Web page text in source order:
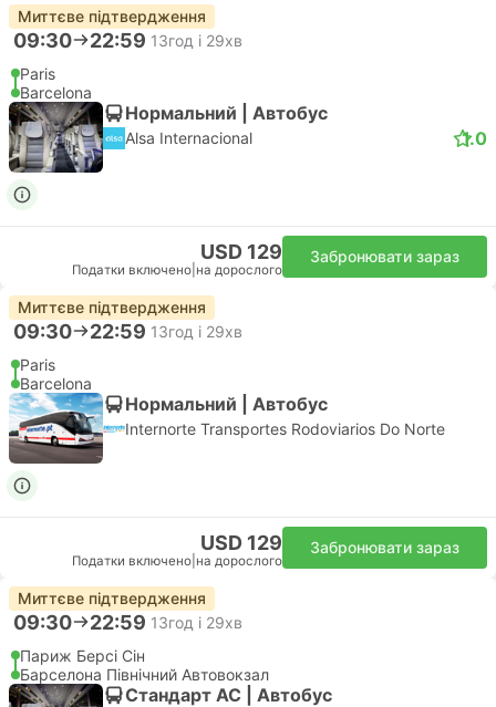
Миттєве підтвердження
09:30 22:59 13год і 29хв
Paris
Barcelona
Нормальний | Автобус
Alsa Internacional 1.0
USD 129
Податки включено на дорослого
Забронювати зараз
Миттєве підтвердження
09:30 22:59 13год і 29хв
Paris
Barcelona
Нормальний | Автобус
Internorte Transportes Rodoviarios Do Norte
USD 129
Податки включено на дорослого
Забронювати зараз
Миттєве підтвердження
09:30 22:59 13год і 29хв
Париж Берсі Сін
Барселона Північний Автовокзал
Стандарт АС | Автобус